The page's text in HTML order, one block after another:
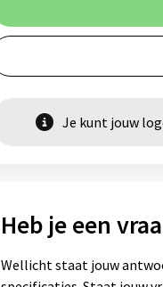
Je kunt jouw
Heb je een
Wellicht staat jouw